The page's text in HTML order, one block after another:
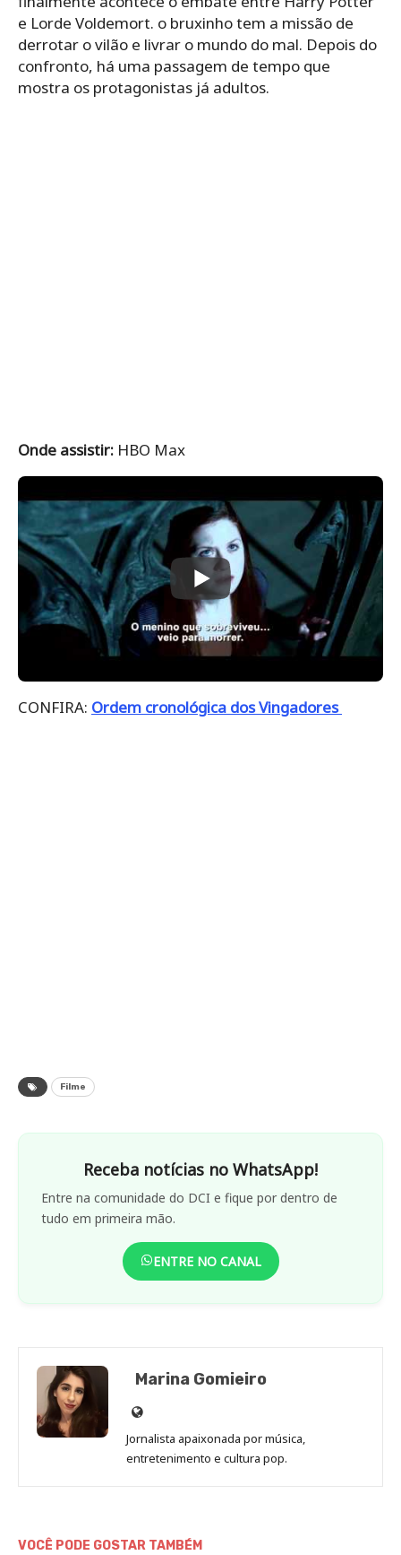
e Lorde Voldemort. o bruxinho tem a missão de
derrotar o vilão e livrar o mundo do mal. Depois do
confronto, há uma passagem de tempo que
mostra os protagonistas já adultos.
Onde assistir: HBO Max
CONFIRA: Ordem cronológica dos Vingadores
Filme
Receba notícias no WhatsApp!
Entre na comunidade do DCI e fique por dentro de
tudo em primeira mão.
ENTRE NO CANAL
Marina Gomieiro
Site
de
Marina
Jornalista apaixonada por música,
entretenimento e cultura pop.
VOCÊ PODE GOSTAR TAMBÉM